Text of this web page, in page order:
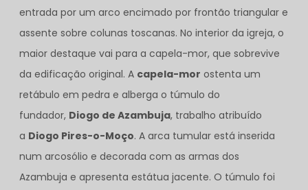
entrada por um arco encimado por frontão triangular e
assente sobre colunas toscanas. No interior da igreja, o
maior destaque vai para a capela-mor, que sobrevive
da edificação original. A capela-mor ostenta um
retábulo em pedra e alberga o túmulo do
fundador, Diogo de Azambuja, trabalho atribuído
a Diogo Pires-o-Moço. A arca tumular está inserida
num arcosólio e decorada com as armas dos
Azambuja e apresenta estátua jacente. O túmulo foi